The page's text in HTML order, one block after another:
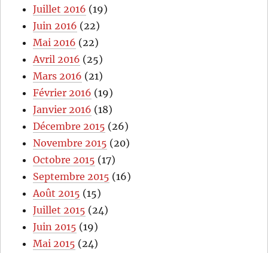
Juillet 2016 (19)
Juin 2016 (22)
Mai 2016 (22)
Avril 2016 (25)
Mars 2016 (21)
Février 2016 (19)
Janvier 2016 (18)
Décembre 2015 (26)
Novembre 2015 (20)
Octobre 2015 (17)
Septembre 2015 (16)
Août 2015 (15)
Juillet 2015 (24)
Juin 2015 (19)
Mai 2015 (24)